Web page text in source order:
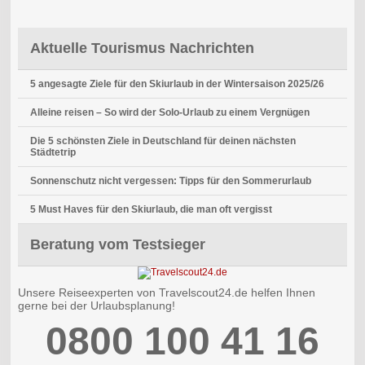
Aktuelle Tourismus Nachrichten
5 angesagte Ziele für den Skiurlaub in der Wintersaison 2025/26
Alleine reisen – So wird der Solo-Urlaub zu einem Vergnügen
Die 5 schönsten Ziele in Deutschland für deinen nächsten
Städtetrip
Sonnenschutz nicht vergessen: Tipps für den Sommerurlaub
5 Must Haves für den Skiurlaub, die man oft vergisst
Beratung vom Testsieger
Unsere Reiseexperten von Travelscout24.de helfen Ihnen
gerne bei der Urlaubsplanung!
0800 100 41 16